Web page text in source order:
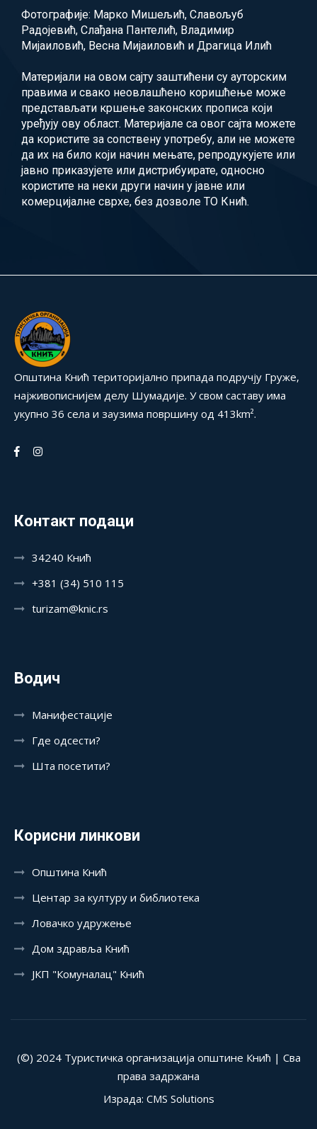
Фотографије: Марко Мишељић, Славољуб
Радојевић, Слађана Пантелић, Владимир
Мијаиловић, Весна Мијаиловић и Драгица Илић
Материјали на овом сајту заштићени су ауторским
правима и свако неовлашћено коришћење може
представљати кршење законских прописа који
уређују ову област. Материјале са овог сајта можете
да користите за сопствену употребу, али не можете
да их на било који начин мењате, репродукујете или
јавно приказујете или дистрибуирате, односно
користите на неки други начин у јавне или
комерцијалне сврхе, без дозволе ТО Кнић.
Општина Кнић територијално припада подручју Груже,
најживописнијем делу Шумадије. У свом саставу има
укупно 36 села и заузима површину од 413km².
Контакт подаци
34240 Кнић
+381 (34) 510 115
turizam@knic.rs
Водич
Манифестације
Где одсести?
Шта посетити?
Корисни линкови
Општина Кнић
Центар за културу и библиотека
Ловачко удружење
Дом здравља Кнић
ЈКП "Комуналац" Кнић
(©) 2024 Туристичка организација општине Кнић | Сва
права задржана
Израда: CMS Solutions